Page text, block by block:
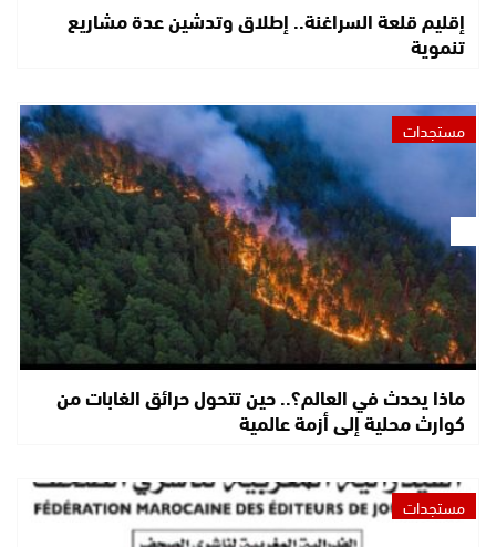
إقليم قلعة السراغنة.. إطلاق وتدشين عدة مشاريع
تنموية
مستجدات
ماذا يحدث في العالم؟.. حين تتحول حرائق الغابات من
كوارث محلية إلى أزمة عالمية
مستجدات